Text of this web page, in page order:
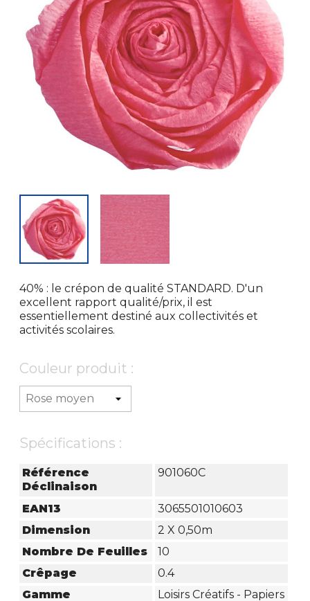
40% : le crépon de qualité STANDARD. D'un
excellent rapport qualité/prix, il est
essentiellement destiné aux collectivités et
activités scolaires.
Couleur produit :
Spécifications :
Référence
Déclinaison
901060C
EAN13
3065501010603
Dimension
2 X 0,50m
Nombre De Feuilles
10
Crêpage
0.4
Gamme
Loisirs Créatifs - Papiers